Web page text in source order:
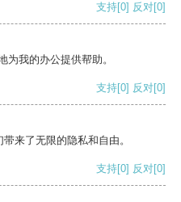
支持[0] 反对[0]
为我的办公提供帮助。
支持[0] 反对[0]
来了无限的隐私和自由。
支持[0] 反对[0]